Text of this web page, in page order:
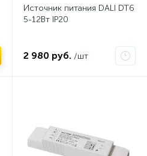
Источник питания DALI DT6
5-12Вт IP20
2 980 руб. /шт